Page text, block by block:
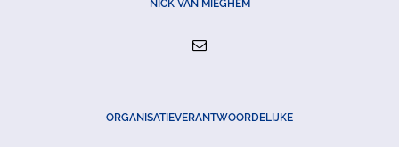
NICK VAN MIEGHEM
ORGANISATIEVERANTWOORDELIJKE